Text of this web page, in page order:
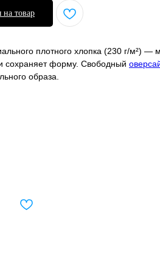
на товар
плотного хлопка (230 г/м²) —
сохраняет форму. Свободный
образа.